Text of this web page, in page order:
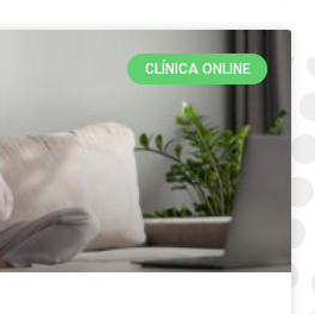
CLÍNICA ONLINE